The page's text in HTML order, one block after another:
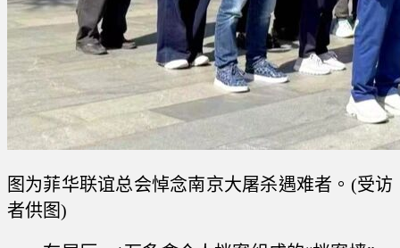
图为菲华联谊总会悼念南京大屠杀遇难者。(受访
者供图)